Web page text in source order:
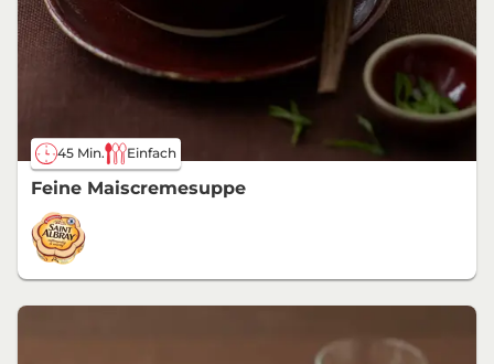
45 Min. Einfach
Feine Maiscremesuppe